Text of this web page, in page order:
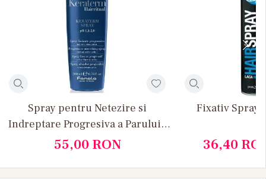
Spray pentru Netezire si
Indreptare Progresiva a Parului -
Keraterm Progressive Smoothing
55,00 RON
Fixativ Spray
36,40